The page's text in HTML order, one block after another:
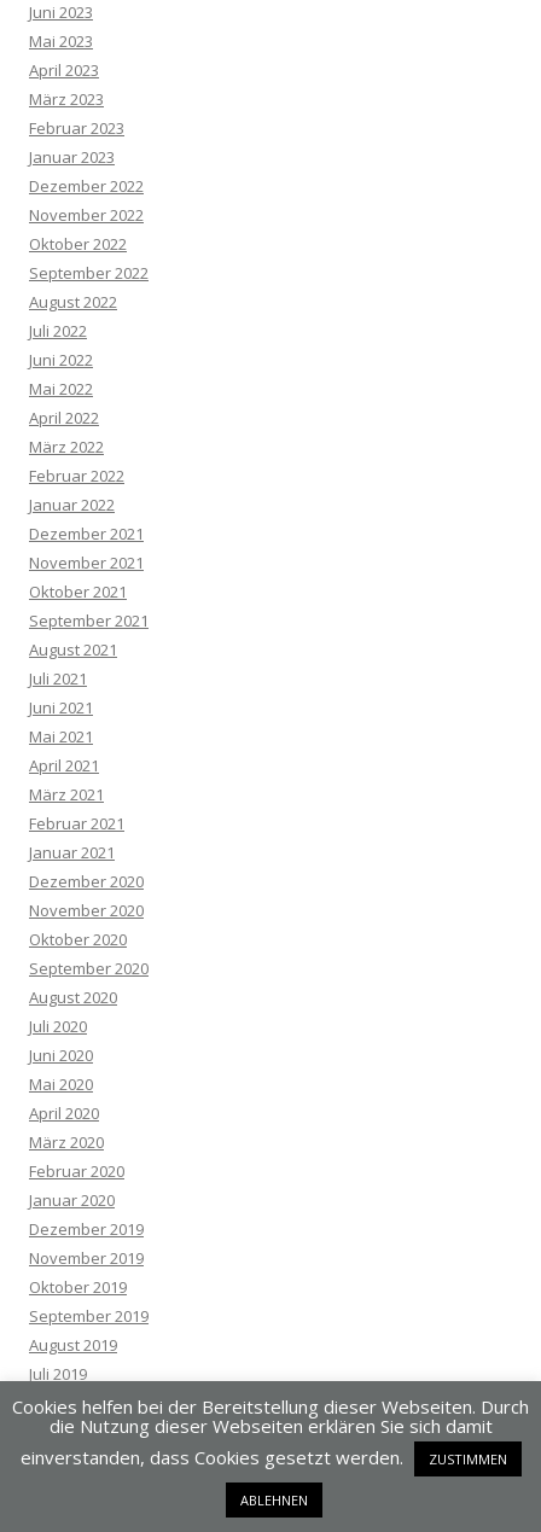
Juni 2023
Mai 2023
April 2023
März 2023
Februar 2023
Januar 2023
Dezember 2022
November 2022
Oktober 2022
September 2022
August 2022
Juli 2022
Juni 2022
Mai 2022
April 2022
März 2022
Februar 2022
Januar 2022
Dezember 2021
November 2021
Oktober 2021
September 2021
August 2021
Juli 2021
Juni 2021
Mai 2021
April 2021
März 2021
Februar 2021
Januar 2021
Dezember 2020
November 2020
Oktober 2020
September 2020
August 2020
Juli 2020
Juni 2020
Mai 2020
April 2020
März 2020
Februar 2020
Januar 2020
Dezember 2019
November 2019
Oktober 2019
September 2019
August 2019
Juli 2019
Juni 2019
Mai 2019
April 2019
Cookies helfen bei der Bereitstellung dieser Webseiten. Durch
die Nutzung dieser Webseiten erklären Sie sich damit
einverstanden, dass Cookies gesetzt werden.
ZUSTIMMEN
ABLEHNEN